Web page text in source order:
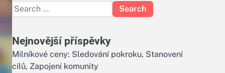
Search
for:
Nejnovější příspěvky
Milníkové ceny: Sledování pokroku, Stanovení
cílů, Zapojení komunity